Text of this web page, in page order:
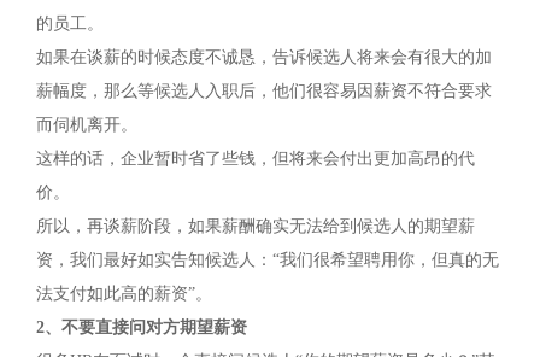
的员工。
如果在谈薪的时候态度不诚恳，告诉候选人将来会有很大的加
薪幅度，那么等候选人入职后，他们很容易因薪资不符合要求
而伺机离开。
这样的话，企业暂时省了些钱，但将来会付出更加高昂的代
价。
所以，再谈薪阶段，如果薪酬确实无法给到候选人的期望薪
资，我们最好如实告知候选人：“我们很希望聘用你，但真的无
法支付如此高的薪资”。
2、不要直接问对方期望薪资